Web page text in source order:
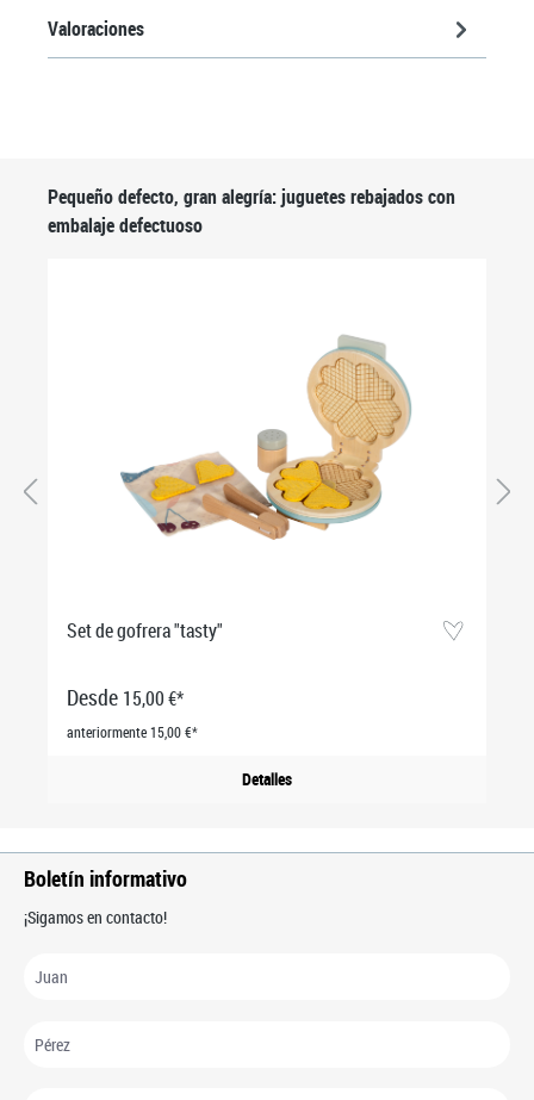
Valoraciones
Omitir la galería de productos
Pequeño defecto, gran alegría: juguetes rebajados con
embalaje defectuoso
Set de gofrera "tasty"
Desde 15,00 €*
anteriormente 15,00 €*
Detalles
Boletín informativo
¡Sigamos en contacto!